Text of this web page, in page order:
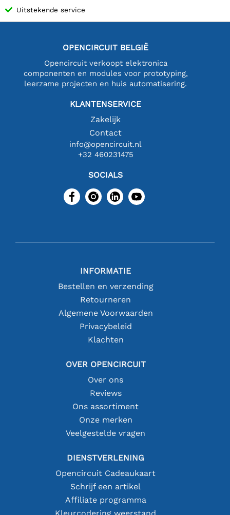
Uitstekende service
OPENCIRCUIT BELGIË
Opencircuit verkoopt elektronica
componenten en modules voor prototyping,
leerzame projecten en huis automatisering.
KLANTENSERVICE
Zakelijk
Contact
info@opencircuit.nl
+32 460231475
SOCIALS
INFORMATIE
Bestellen en verzending
Retourneren
Algemene Voorwaarden
Privacybeleid
Klachten
OVER OPENCIRCUIT
Over ons
Reviews
Ons assortiment
Onze merken
Veelgestelde vragen
DIENSTVERLENING
Opencircuit Cadeaukaart
Schrijf een artikel
Affiliate programma
Kleurcodering weerstand